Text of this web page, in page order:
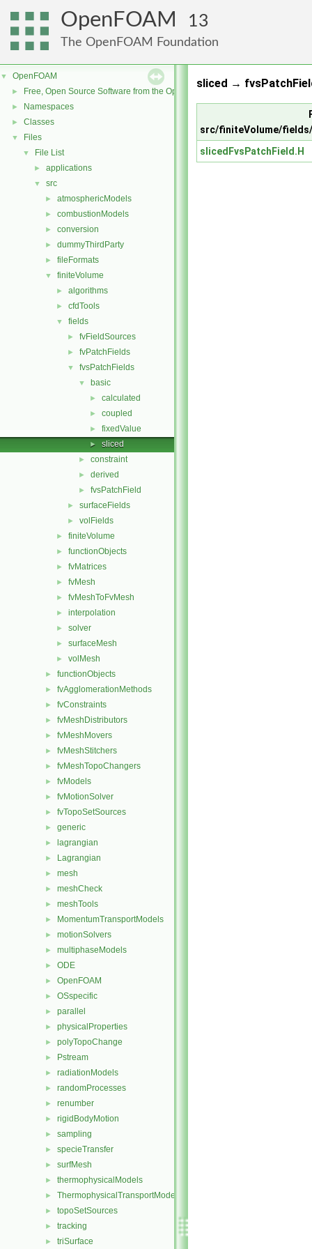
OpenFOAM 13
The OpenFOAM Foundation
▼ OpenFOAM
► Free, Open Source Software from the OpenFOAM Foundation
► Namespaces
► Classes
▼ Files
▼ File List
► applications
▼ src
► atmosphericModels
► combustionModels
► conversion
► dummyThirdParty
► fileFormats
▼ finiteVolume
► algorithms
► cfdTools
▼ fields
► fvFieldSources
► fvPatchFields
▼ fvsPatchFields
▼ basic
► calculated
► coupled
► fixedValue
► sliced
► constraint
► derived
► fvsPatchField
► surfaceFields
► volFields
► finiteVolume
► functionObjects
► fvMatrices
► fvMesh
► fvMeshToFvMesh
► interpolation
► solver
► surfaceMesh
► volMesh
► functionObjects
► fvAgglomerationMethods
► fvConstraints
► fvMeshDistributors
► fvMeshMovers
► fvMeshStitchers
► fvMeshTopoChangers
► fvModels
► fvMotionSolver
► fvTopoSetSources
► generic
► lagrangian
► Lagrangian
► mesh
► meshCheck
► meshTools
► MomentumTransportModels
► motionSolvers
► multiphaseModels
► ODE
► OpenFOAM
► OSspecific
► parallel
► physicalProperties
► polyTopoChange
► Pstream
► radiationModels
► randomProcesses
► renumber
► rigidBodyMotion
► sampling
► specieTransfer
► surfMesh
► thermophysicalModels
► ThermophysicalTransportModels
► topoSetSources
► tracking
► triSurface
sliced →
src/finiteVolume/
slicedFvsPatchField.H